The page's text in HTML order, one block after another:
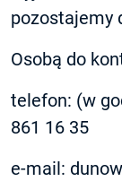
pozostajemy
Osobą do
telefon: (w
861 16 35
e-mail: